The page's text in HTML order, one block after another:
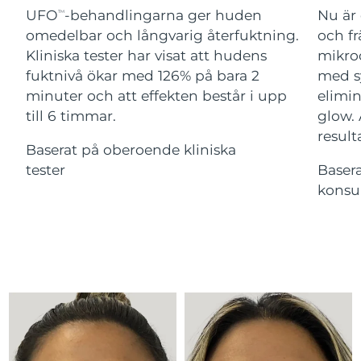
UFOTM-behandlingarna ger huden
omedelbar och långvarig återfuktning.
Kliniska tester har visat att hudens
fuktnivå ökar med 126% på bara 2
minuter och att effekten består i upp
till 6 timmar.
Baserat på oberoende kliniska
tester
Nu
och
med
glow.
For healthy hair
18% PAP
Kosmetika Man
Handla allt
Israel Förväntad leverans 8/13/26
Italien Förväntad leverans 8/9/26
Japan Förväntad leverans 8/12/26
8/14/26
Kazakstan 8/11/26
Litauen Förväntad leverans8/9/26